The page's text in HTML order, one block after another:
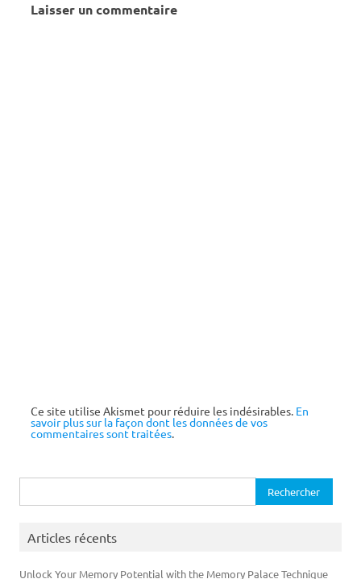
Laisser un commentaire
Ce site utilise Akismet pour réduire les indésirables. En
savoir plus sur la façon dont les données de vos
commentaires sont traitées.
Articles récents
Unlock Your Memory Potential with the Memory Palace Technique